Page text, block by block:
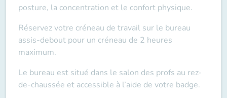
posture, la concentration et le confort physique.
Réservez votre créneau de travail sur le bureau
assis-debout pour un créneau de 2 heures
maximum.
Le bureau est situé dans le salon des profs au rez-
de-chaussée et accessible à l’aide de votre badge.